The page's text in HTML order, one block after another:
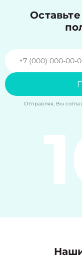
Отправляя, Вы